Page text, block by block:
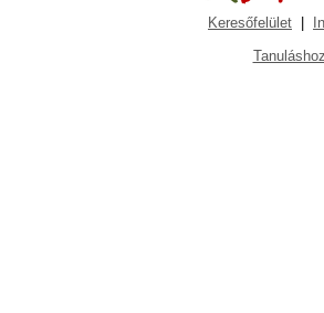
Keresőfelület